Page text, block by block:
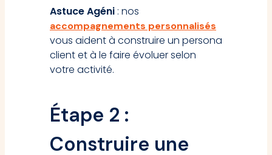
Astuce Agéni : nos
accompagnements personnalisés
vous aident à construire un persona
client et à le faire évoluer selon
votre activité.
Étape 2 :
Construire une